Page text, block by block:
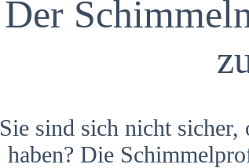
Der
Sie sind sich nicht
haben? Die